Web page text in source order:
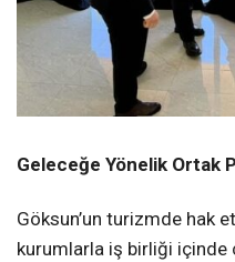
Geleceğe Yönelik Ortak
Göksun’un turizmde hak
kurumlarla iş birliği içinde